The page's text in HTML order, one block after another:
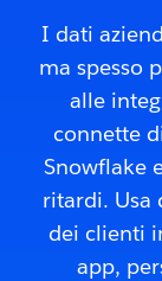
I dati
ma spesso
alle
connette
Snowflake
ritardi. Usa
dei clienti
app,